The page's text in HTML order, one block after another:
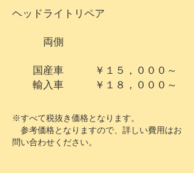
ヘッドライトリペア
両側
国産車 ￥１５，０００～
輸入車 ￥１８，０００～
※すべて税抜き価格となります。​
参考価格となりますので、詳しい費用はお
問い合わせください。